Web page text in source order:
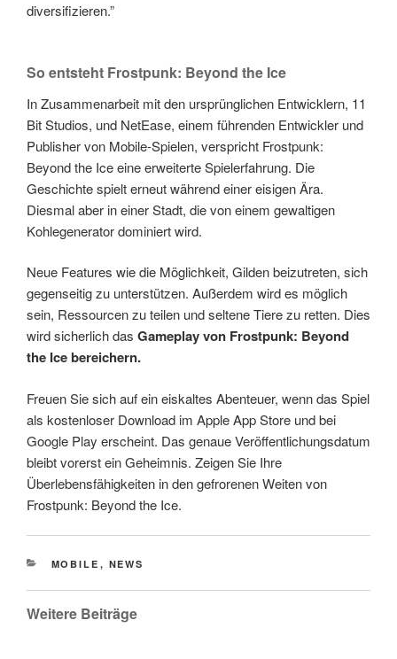
diversifizieren.”
So entsteht Frostpunk: Beyond the Ice
In Zusammenarbeit mit den ursprünglichen Entwicklern, 11
Bit Studios, und NetEase, einem führenden Entwickler und
Publisher von Mobile-Spielen, verspricht Frostpunk:
Beyond the Ice eine erweiterte Spielerfahrung. Die
Geschichte spielt erneut während einer eisigen Ära.
Diesmal aber in einer Stadt, die von einem gewaltigen
Kohlegenerator dominiert wird.
Neue Features wie die Möglichkeit, Gilden beizutreten, sich
gegenseitig zu unterstützen. Außerdem wird es möglich
sein, Ressourcen zu teilen und seltene Tiere zu retten. Dies
wird sicherlich das Gameplay von Frostpunk: Beyond
the Ice bereichern.
Freuen Sie sich auf ein eiskaltes Abenteuer, wenn das Spiel
als kostenloser Download im Apple App Store und bei
Google Play erscheint. Das genaue Veröffentlichungsdatum
bleibt vorerst ein Geheimnis. Zeigen Sie Ihre
Überlebensfähigkeiten in den gefrorenen Weiten von
Frostpunk: Beyond the Ice.
CATEGORIES
MOBILE , NEWS
Weitere Beiträge